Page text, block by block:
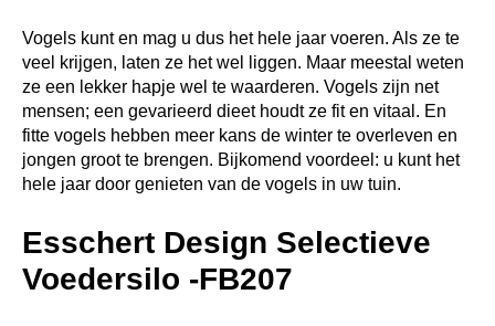
Vogels kunt en mag u dus het hele jaar voeren. Als ze te
veel krijgen, laten ze het wel liggen. Maar meestal weten
ze een lekker hapje wel te waarderen. Vogels zijn net
mensen; een gevarieerd dieet houdt ze fit en vitaal. En
fitte vogels hebben meer kans de winter te overleven en
jongen groot te brengen. Bijkomend voordeel: u kunt het
hele jaar door genieten van de vogels in uw tuin.
Esschert Design Selectieve
Voedersilo -FB207